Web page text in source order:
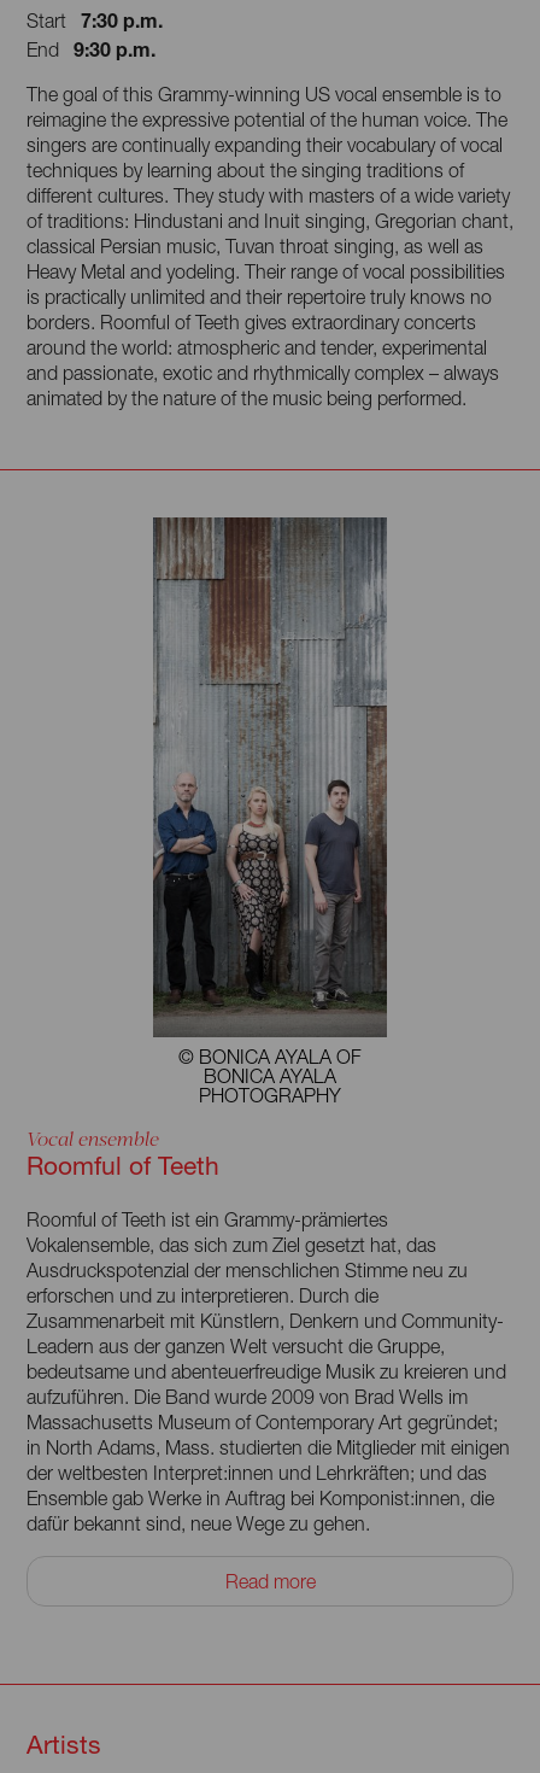
Start 7:30 p.m.
End 9:30 p.m.
The goal of this Grammy-winning US vocal ensemble is to
reimagine the expressive potential of the human voice. The
singers are continually expanding their vocabulary of vocal
techniques by learning about the singing traditions of
different cultures. They study with masters of a wide variety
of traditions: Hindustani and Inuit singing, Gregorian chant,
classical Persian music, Tuvan throat singing, as well as
Heavy Metal and yodeling. Their range of vocal possibilities
is practically unlimited and their repertoire truly knows no
borders. Roomful of Teeth gives extraordinary concerts
around the world: atmospheric and tender, experimental
and passionate, exotic and rhythmically complex – always
animated by the nature of the music being performed.
© BONICA AYALA OF
BONICA AYALA
PHOTOGRAPHY
Vocal ensemble
Roomful of Teeth
Roomful of Teeth ist ein Grammy-prämiertes
Vokalensemble, das sich zum Ziel gesetzt hat, das
Ausdruckspotenzial der menschlichen Stimme neu zu
erforschen und zu interpretieren. Durch die
Zusammenarbeit mit Künstlern, Denkern und Community-
Leadern aus der ganzen Welt versucht die Gruppe,
bedeutsame und abenteuerfreudige Musik zu kreieren und
aufzuführen. Die Band wurde 2009 von Brad Wells im
Massachusetts Museum of Contemporary Art gegründet;
in North Adams, Mass. studierten die Mitglieder mit einigen
der weltbesten Interpret:innen und Lehrkräften; und das
Ensemble gab Werke in Auftrag bei Komponist:innen, die
dafür bekannt sind, neue Wege zu gehen.
Die Gruppe hat gelernt, dass die Grenzen der
menschlichen Stimme nie das sind, was sie zu sein
Verständnis für Gesangstechniken, erweitern die
Read more
Artists